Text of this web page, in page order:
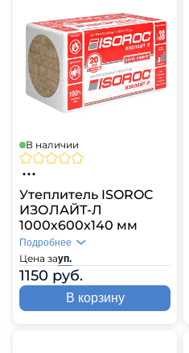
В наличии
Утеплитель ISOROC
ИЗОЛАЙТ-Л
1000х600х140 мм
Цена зауп.
1150 руб.
Подробнее
В корзину